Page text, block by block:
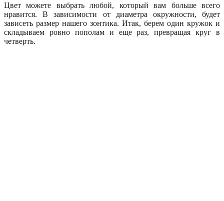
Цвет можете выбрать любой, который вам больше всего
нравится. В зависимости от диаметра окружности, будет
зависеть размер нашего зонтика. Итак, берем один кружок и
складываем ровно пополам и еще раз, превращая круг в
четверть.